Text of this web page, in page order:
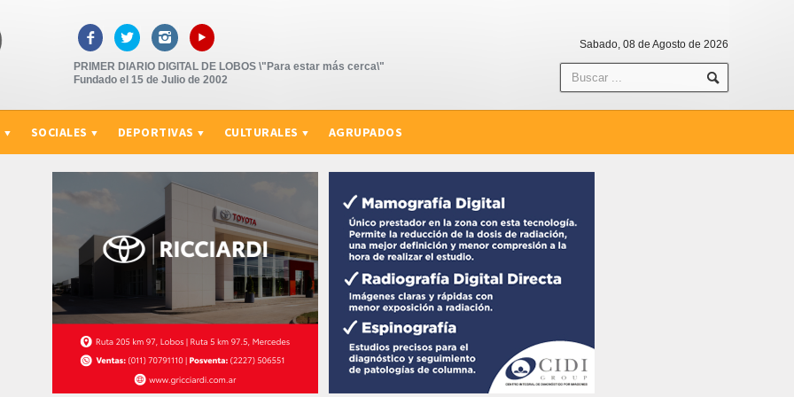
   ▸
PRIMER DIARIO DIGITAL DE LOBOS \"Para estar más cerca\"
Fundado el 15 de Julio de 2002
Sabado, 08 de Agosto de 2026
SOCIALES DEPORTIVAS CULTURALES AGRUPADOS